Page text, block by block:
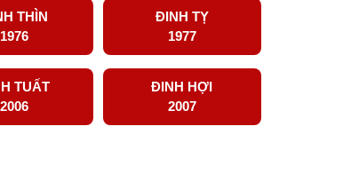
THÌN
1976
ĐINH TỴ
1977
TUẤT
2006
ĐINH HỢI
2007